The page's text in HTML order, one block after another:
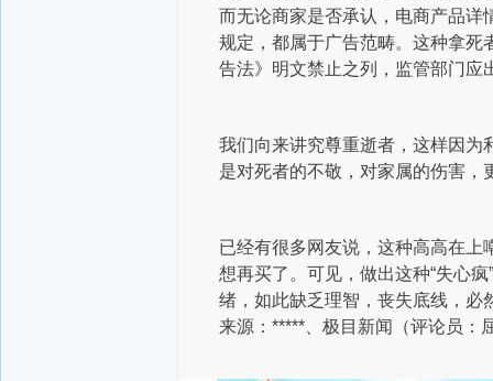
而无论商家是否承认，电商产品详
规定，都属于广告范畴。这种拿死
告法》明文禁止之列，监管部门应
我们向来讲究尊重逝者，这样因为
是对死者的不敬，对家属的伤害
已经有很多网友说，这种高高在
想再买了。可见，做出这种“失心
绪，如此缺乏理智，丧失底线，必
来源：*****、极目新闻（评论员：